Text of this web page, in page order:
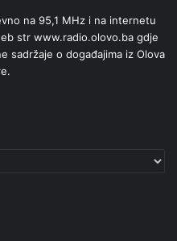
na 95,1 MHz i na internetu
str www.radio.olovo.ba gdje
sadržaje o događajima iz Olova